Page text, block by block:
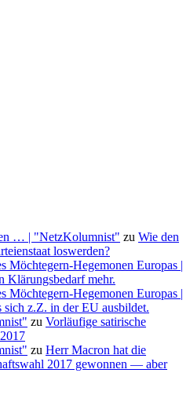
… | "NetzKolumnist" zu Wie den
loswerden?
Möchtegern-Hegemonen Europas |
Klärungsbedarf mehr.
Möchtegern-Hegemonen Europas |
sich z.Z. in der EU ausbildet.
zu Vorläufige satirische
zu Herr Macron hat die
2017 gewonnen — aber